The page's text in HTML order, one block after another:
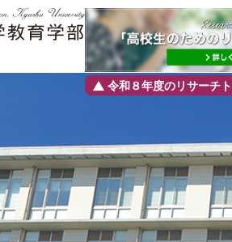
令和８年度のリサーチ